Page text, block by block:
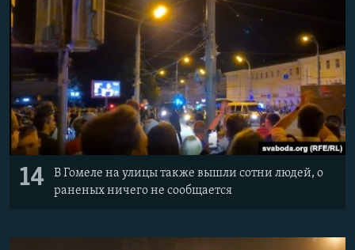
14
В Гомеле на улицы также вышли сотни людей, о
раненых ничего не сообщается